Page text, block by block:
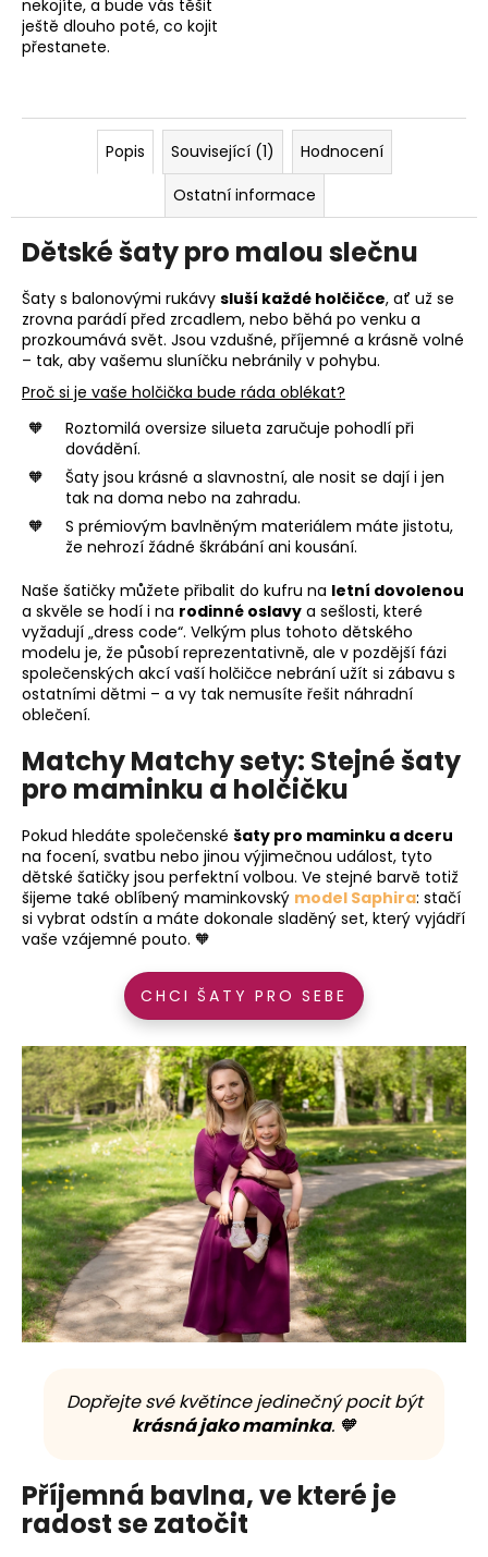
nekojíte, a bude vás těšit
ještě dlouho poté, co kojit
přestanete.
Popis Související (1)
Hodnocení
Ostatní informace
Dětské šaty pro malou slečnu
Šaty s balonovými rukávy sluší každé holčičce, ať už se
zrovna parádí před zrcadlem, nebo běhá po venku a
prozkoumává svět. Jsou vzdušné, příjemné a krásně volné
– tak, aby vašemu sluníčku nebránily v pohybu.
Proč si je vaše holčička bude ráda oblékat?
Roztomilá oversize silueta zaručuje pohodlí při
dovádění.
Šaty jsou krásné a slavnostní, ale nosit se dají i jen
tak na doma nebo na zahradu.
S prémiovým bavlněným materiálem máte jistotu,
že nehrozí žádné škrábání ani kousání.
Naše šatičky můžete přibalit do kufru na letní dovolenou
a skvěle se hodí i na rodinné oslavy a sešlosti, které
vyžadují „dress code“. Velkým plus tohoto dětského
modelu je, že působí reprezentativně, ale v pozdější fázi
společenských akcí vaší holčičce nebrání užít si zábavu s
ostatními dětmi – a vy tak nemusíte řešit náhradní
oblečení.
Matchy Matchy sety: Stejné šaty
pro maminku a holčičku
Pokud hledáte společenské šaty pro maminku a dceru
na focení, svatbu nebo jinou výjimečnou událost, tyto
dětské šatičky jsou perfektní volbou. Ve stejné barvě totiž
šijeme také oblíbený maminkovský model Saphira: stačí
si vybrat odstín a máte dokonale sladěný set, který vyjádří
vaše vzájemné pouto. 🧡
CHCI ŠATY PRO SEBE
Dopřejte své květince jedinečný pocit být
krásná jako maminka. 🧡
Příjemná bavlna, ve které je
radost se zatočit